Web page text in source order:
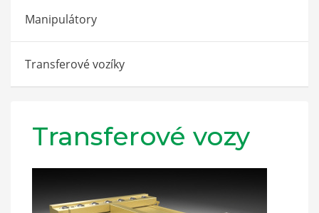
Manipulátory
Transferové vozíky
Transferové vozy